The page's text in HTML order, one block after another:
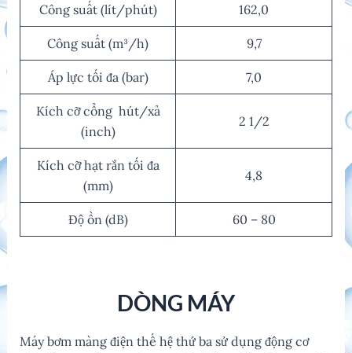
Công suất (lít/phút) 162,0
Công suất (m³/h) 9,7
Áp lực tối đa (bar) 7,0
Kích cỡ cổng hút/xả
(inch)
2 1/2
Kích cỡ hạt rắn tối đa
(mm)
4,8
Độ ồn (dB) 60 – 80
DÒNG MÁY
Máy bơm màng điện thế hệ thứ ba sử dụng động cơ